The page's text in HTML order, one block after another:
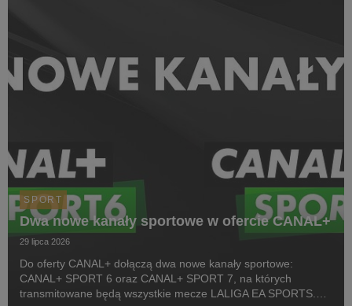
SPORT
Dwa nowe kanały sportowe w ofercie CANAL+
29 lipca 2026
Do oferty CANAL+ dołączą dwa nowe kanały sportowe:
CANAL+ SPORT 6 oraz CANAL+ SPORT 7, na których
transmitowane będą wszystkie mecze LALIGA EA SPORTS.